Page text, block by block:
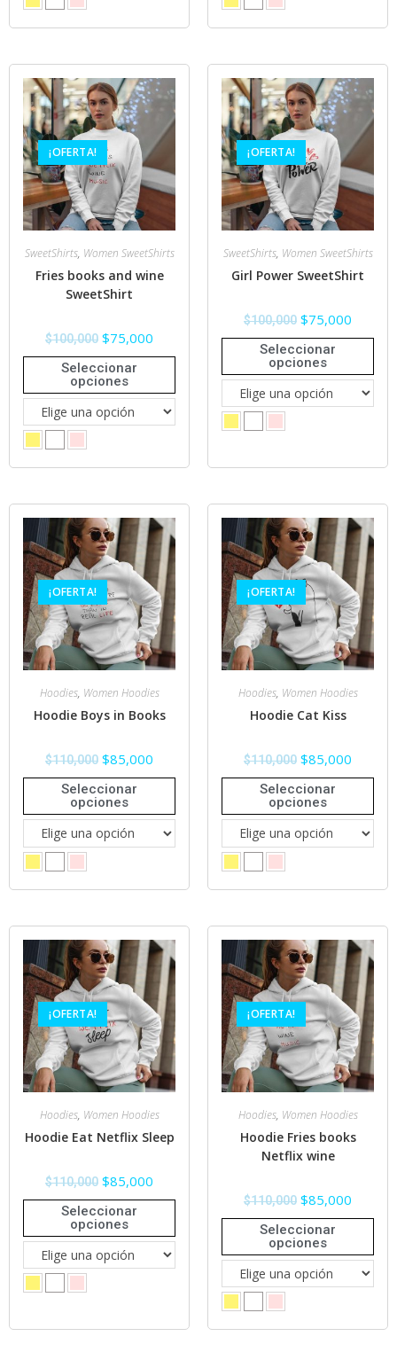
¡OFERTA!
SweetShirts, Women SweetShirts
Fries books and wine
SweetShirt
$100,000 $75,000
Seleccionar
opciones
¡OFERTA!
SweetShirts, Women SweetShirts
Girl Power SweetShirt
$100,000 $75,000
Seleccionar
opciones
¡OFERTA!
Hoodies, Women Hoodies
Hoodie Boys in Books
$110,000 $85,000
Seleccionar
opciones
¡OFERTA!
Hoodies, Women Hoodies
Hoodie Cat Kiss
$110,000 $85,000
Seleccionar
opciones
¡OFERTA!
Hoodies, Women Hoodies
Hoodie Eat Netflix Sleep
$110,000 $85,000
Seleccionar
opciones
¡OFERTA!
Hoodies, Women Hoodies
Hoodie Fries books
Netflix wine
$110,000 $85,000
Seleccionar
opciones